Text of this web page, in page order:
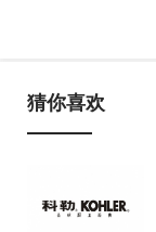
猜你喜欢